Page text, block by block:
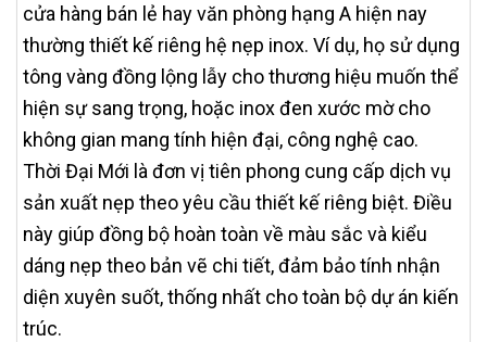
cửa hàng bán lẻ hay văn phòng hạng A hiện nay
thường thiết kế riêng hệ nẹp inox. Ví dụ, họ sử dụng
tông vàng đồng lộng lẫy cho thương hiệu muốn thể
hiện sự sang trọng, hoặc inox đen xước mờ cho
không gian mang tính hiện đại, công nghệ cao.
Thời Đại Mới là đơn vị tiên phong cung cấp dịch vụ
sản xuất nẹp theo yêu cầu thiết kế riêng biệt. Điều
này giúp đồng bộ hoàn toàn về màu sắc và kiểu
dáng nẹp theo bản vẽ chi tiết, đảm bảo tính nhận
diện xuyên suốt, thống nhất cho toàn bộ dự án kiến
trúc.